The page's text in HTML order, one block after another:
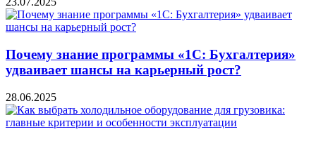
Почему знание программы «1С: Бухгалтерия»
удваивает шансы на карьерный рост?
28.06.2025